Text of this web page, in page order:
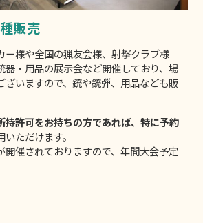
販売
ー様や全国の猟友会様、射撃クラブ様
器・用品の展示会など開催しており、場
ざいますので、銃や銃弾、用品なども販
持許可をお持ちの方であれば、特に予約
ただけます。
開催されておりますので、 年間大会予定